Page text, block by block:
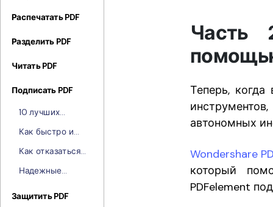
Распечатать PDF
Разделить PDF
Читать PDF
Подписать PDF
10 лучших
создания
подписи
Как быстро и
запросить
подписи ПДФ
Как отказаться
ПДФ с
DocuSign или
Надежные
синхронизации
Защитить PDF
Часть
Теперь,
автономных
Wondershare
который
PDFelement